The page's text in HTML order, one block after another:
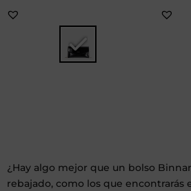
¿Hay algo mejor que un bolso
rebajado, como los que encontrarás